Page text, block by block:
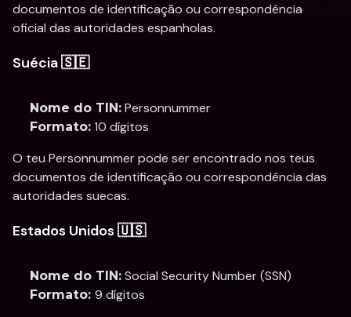
documentos de identificação ou correspondência
oficial das autoridades espanholas.
Suécia 🇸🇪
Nome do TIN: Personnummer
Formato: 10 dígitos
O teu Personnummer pode ser encontrado nos teus
documentos de identificação ou correspondência das
autoridades suecas.
Estados Unidos 🇺🇸
Nome do TIN: Social Security Number (SSN)
Formato: 9 dígitos